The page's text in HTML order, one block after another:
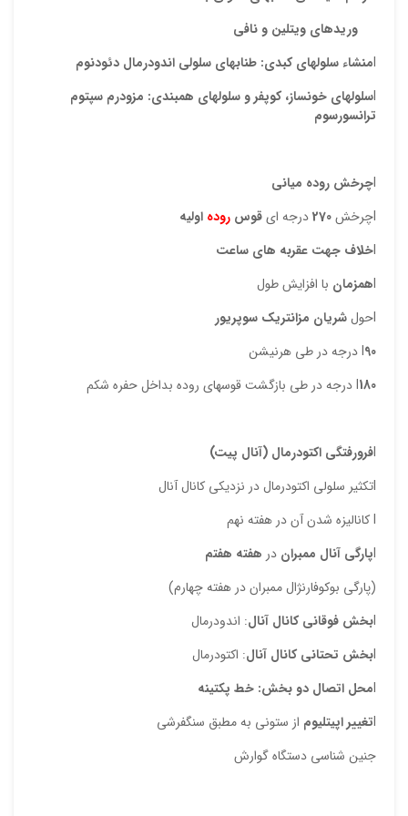
وریدهای ویتلین و نافی
lمنشاء سلولهای کبدی: طنابهای سلولی اندودرمال دئودنوم
lسلولهای خونساز،کوپفرو سلولهای همبندی: مزودرم سپتوم
ترانسورسوم
lچرخش روده میانی
lچرخش
270درجه ایقوس روده اولیه
lخلاف جهت عقربه های ساعت
lهمزمان با افزایش طول
lحول
شریان مزانتریک سوپریور
l90 درجه در طی هرنیشن
l180 درجه در طی بازگشت قوسهای روده بداخل حفره شکم
lفرورفتگی اکتودرمال (آنال پیت)
lتکثیر سلولی اکتودرمال در نزدیکی کانال آنال
l کانالیزه شدن آن در هفته نهم
lپارگی آنال ممبران در هفته هفتم
(پارگی بوکوفارنژال ممبران در هفته چهارم)
lبخش فوقانی کانال آنال: اندودرمال
lبخش تحتانی کانال آنال: اکتودرمال
lمحل اتصال دو بخش: خط پکتینه
lتغییر اپیتلیوم از ستونی به مطبق سنگفرشی
جنین شناسی دستگاه گوارش